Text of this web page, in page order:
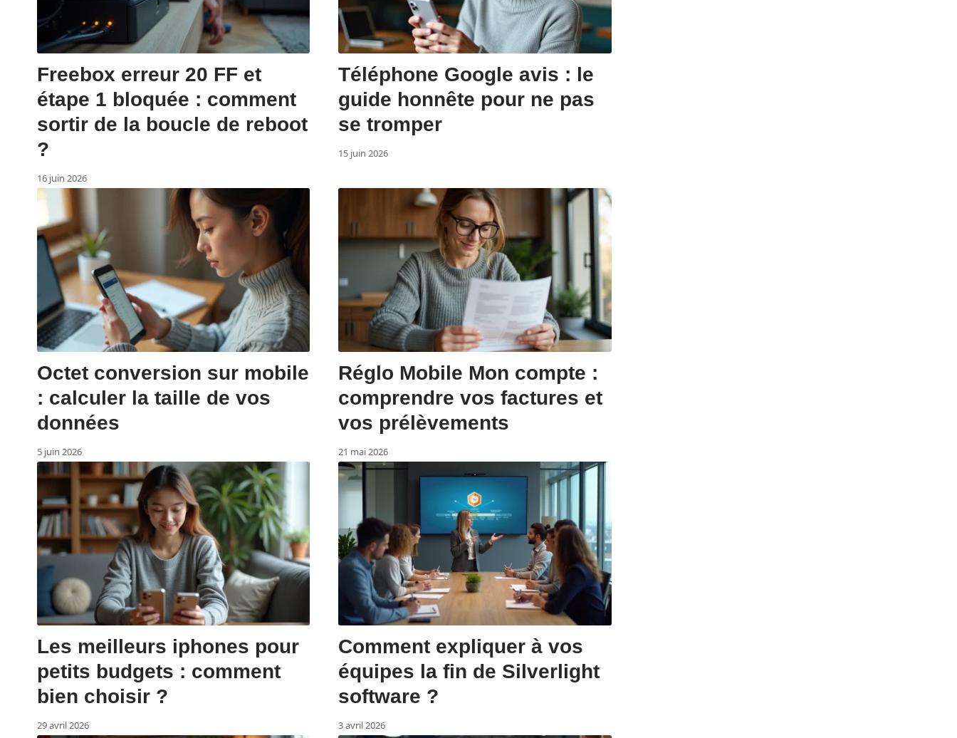
Freebox erreur 20 FF et
étape 1 bloquée : comment
sortir de la boucle de reboot
?
16 juin 2026
Téléphone Google avis : le
guide honnête pour ne pas
se tromper
15 juin 2026
Octet conversion sur mobile
: calculer la taille de vos
données
5 juin 2026
Réglo Mobile Mon compte :
comprendre vos factures et
vos prélèvements
21 mai 2026
Les meilleurs iphones pour
petits budgets : comment
bien choisir ?
29 avril 2026
Comment expliquer à vos
équipes la fin de Silverlight
software ?
3 avril 2026